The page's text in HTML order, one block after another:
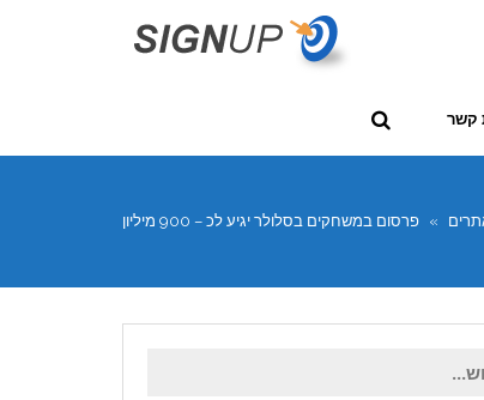
קשר
» פרסום במשחקים בסלולר יגיע לכ – 900 מיליון